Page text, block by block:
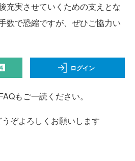
充実させていくための支えとな
数で恐縮ですが、ぜひご協力い
ログイン
もご一読ください。
ぞよろしくお願いします